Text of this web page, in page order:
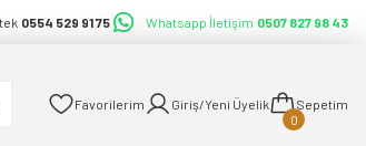
0554 529 91 75 Whatsapp İletişim 0507 827 98 43
Favorilerim Giriş/Yeni Üyelik
Sepetim
0